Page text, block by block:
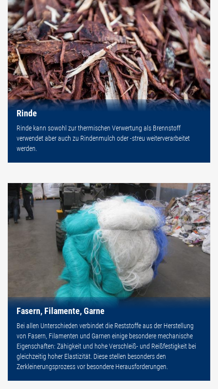
Rinde
Rinde kann sowohl zur thermischen Verwertung als Brennstoff
verwendet aber auch zu Rindenmulch oder -streu weiterverarbeitet
werden.
Fasern, Filamente, Garne
Bei allen Unterschieden verbindet die Reststoffe aus der Herstellung
von Fasern, Filamenten und Garnen einige besondere mechanische
Eigenschaften: Zähigkeit und hohe Verschleiß- und Reißfestigkeit bei
gleichzeitig hoher Elastizität. Diese stellen besonders den
Zerkleinerungsprozess vor besondere Herausforderungen.